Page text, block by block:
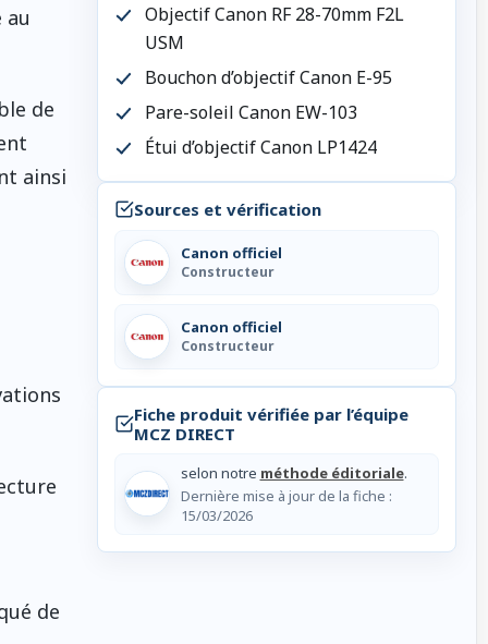
de
ainsi
de
Objectif Canon RF 28-70mm F2L
USM
Bouchon d’objectif Canon E-95
Pare-soleil Canon EW-103
Étui d’objectif Canon LP1424
Sources et vérification
Canon officiel
Constructeur
Canon officiel
Constructeur
Fiche produit vérifiée par l’équipe
MCZ DIRECT
selon notre méthode éditoriale.
Dernière mise à jour de la fiche :
15/03/2026